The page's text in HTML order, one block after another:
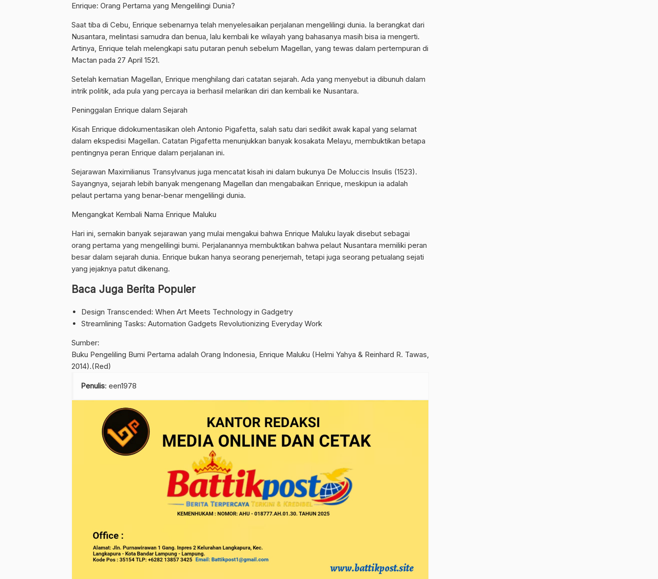
Enrique: Orang Pertama yang Mengelilingi Dunia?
Saat tiba di Cebu, Enrique sebenarnya telah menyelesaikan perjalanan mengelilingi dunia. Ia berangkat dari
Nusantara, melintasi samudra dan benua, lalu kembali ke wilayah yang bahasanya masih bisa ia mengerti.
Artinya, Enrique telah melengkapi satu putaran penuh sebelum Magellan, yang tewas dalam pertempuran di
Mactan pada 27 April 1521.
Setelah kematian Magellan, Enrique menghilang dari catatan sejarah. Ada yang menyebut ia dibunuh dalam
intrik politik, ada pula yang percaya ia berhasil melarikan diri dan kembali ke Nusantara.
Peninggalan Enrique dalam Sejarah
Kisah Enrique didokumentasikan oleh Antonio Pigafetta, salah satu dari sedikit awak kapal yang selamat
dalam ekspedisi Magellan. Catatan Pigafetta menunjukkan banyak kosakata Melayu, membuktikan betapa
pentingnya peran Enrique dalam perjalanan ini.
Sejarawan Maximilianus Transylvanus juga mencatat kisah ini dalam bukunya De Moluccis Insulis (1523).
Sayangnya, sejarah lebih banyak mengenang Magellan dan mengabaikan Enrique, meskipun ia adalah
pelaut pertama yang benar-benar mengelilingi dunia.
Mengangkat Kembali Nama Enrique Maluku
Hari ini, semakin banyak sejarawan yang mulai mengakui bahwa Enrique Maluku layak disebut sebagai
orang pertama yang mengelilingi bumi. Perjalanannya membuktikan bahwa pelaut Nusantara memiliki peran
besar dalam sejarah dunia. Enrique bukan hanya seorang penerjemah, tetapi juga seorang petualang sejati
yang jejaknya patut dikenang.
Baca Juga Berita Populer
Design Transcended: When Art Meets Technology in Gadgetry
Streamlining Tasks: Automation Gadgets Revolutionizing Everyday Work
Sumber:
Buku Pengeliling Bumi Pertama adalah Orang Indonesia, Enrique Maluku (Helmi Yahya & Reinhard R. Tawas,
2014).(Red)
Penulis: een1978